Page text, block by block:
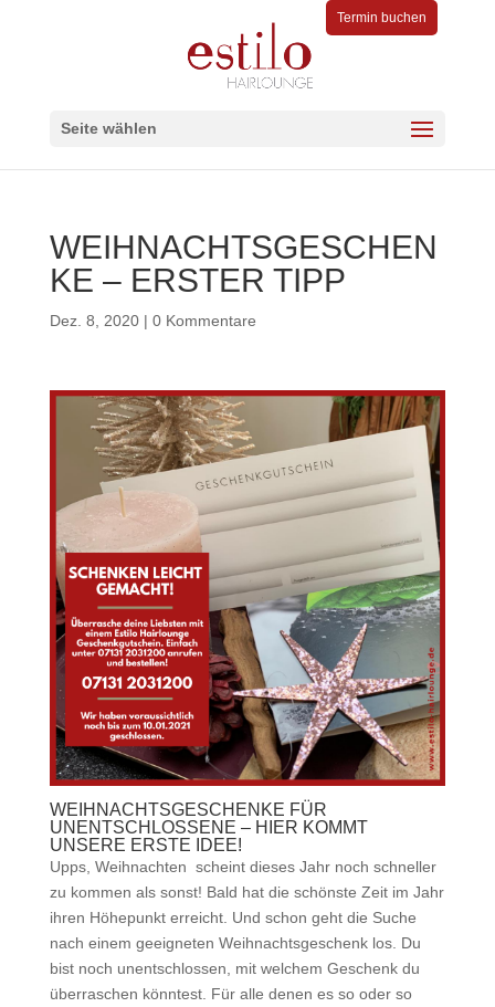
Termin buchen
Seite wählen
WEIHNACHTSGESCHEN
KE – ERSTER TIPP
Dez. 8, 2020| 0 Kommentare
WEIHNACHTSGESCHENKE FÜR
UNENTSCHLOSSENE – HIER KOMMT
UNSERE ERSTE IDEE!
Upps, Weihnachten scheint dieses Jahr noch schneller
zu kommen als sonst! Bald hat die schönste Zeit im Jahr
ihren Höhepunkt erreicht. Und schon geht die Suche
nach einem geeigneten Weihnachtsgeschenk los. Du
bist noch unentschlossen, mit welchem Geschenk du
überraschen könntest. Für alle denen es so oder so